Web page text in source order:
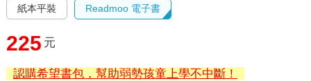
紙本平裝 Readmoo 電子書
225 元
認購希望書包，幫助弱勢孩童上學不中斷！